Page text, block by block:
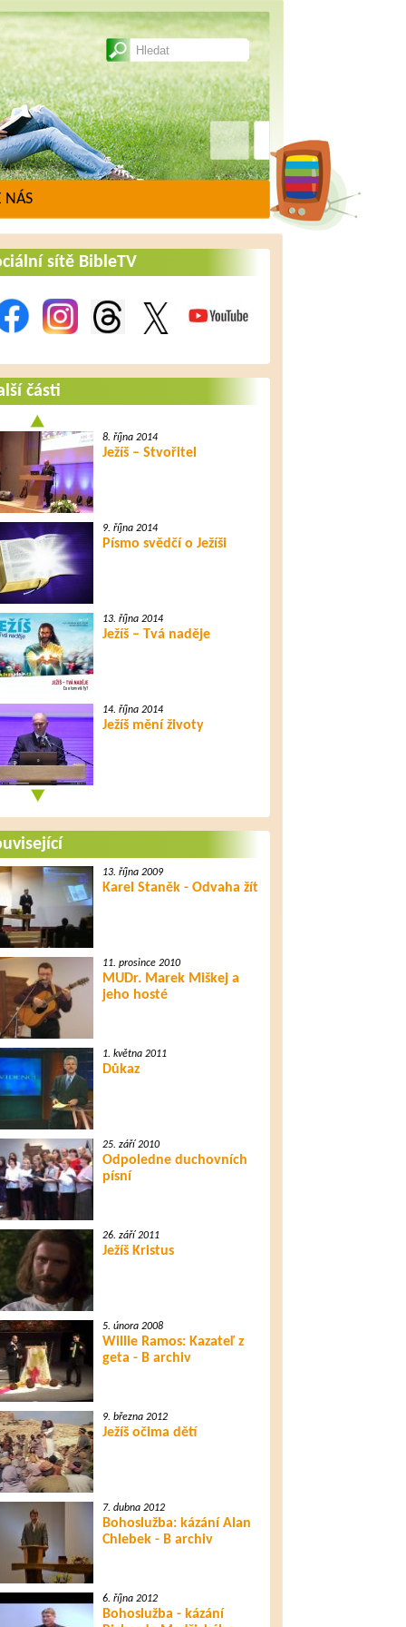
NÁS
sítě BibleTV
části
5. října 2014
Ježíš – naděje nejen pro
6. října 2014
Konec nebo nový
Ježíšův návrat
8. října 2014
Ježíš – Stvořitel
9. října 2014
Písmo svědčí o Ježíši
13. října 2014
Ježíš – Tvá naděje
14. října 2014
Ježíš mění životy
Nabídka života
16. října 2014
19. října 2014
Ježíš a desatero
20. října 2014
21. října 2014
Člověk mění Boží zákon
22. října 2014
23. října 2014
Triky nepřítele Boha i
26. října 2014
27. října 2014
Ježíš byl pokřtěn
28. října 2014
13. října 2009
Karel Staněk - Odvaha žít
11. prosince 2010
MUDr. Marek Miškej a
jeho hosté
1. května 2011
Důkaz
25. září 2010
Odpoledne duchovních
písní
26. září 2011
Ježíš Kristus
5. února 2008
Willie Ramos: Kazateľ z
geta - B archiv
9. března 2012
Ježíš očima dětí
7. dubna 2012
Bohoslužba: kázání Alan
Chlebek - B archiv
6. října 2012
Bohoslužba - kázání